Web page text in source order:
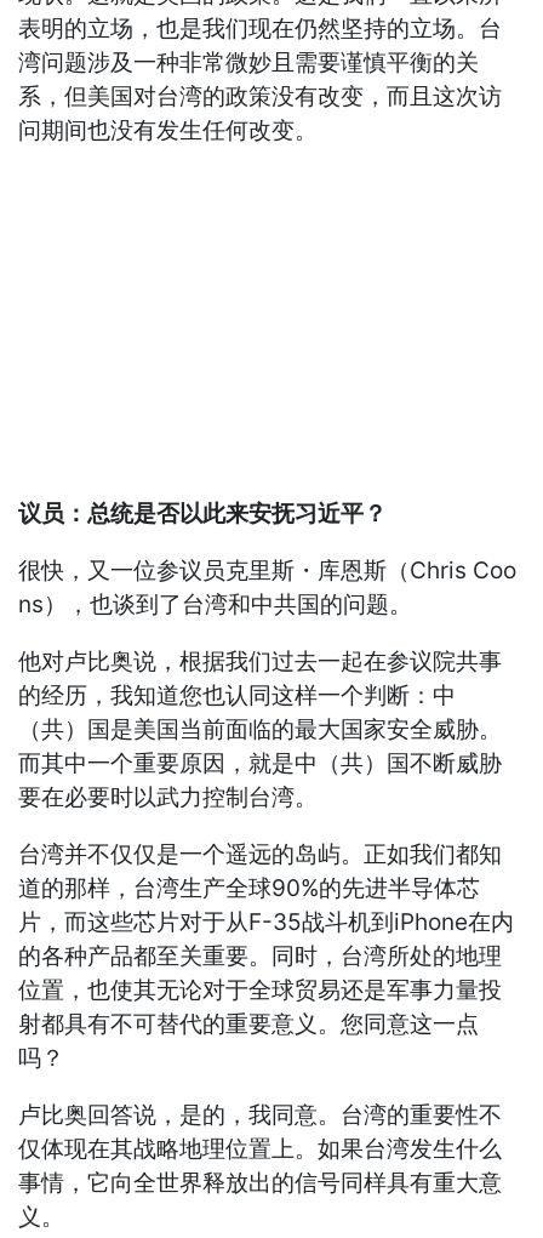
表明的立场，也是我们现在仍然坚持的立场。台
湾问题涉及一种非常微妙且需要谨慎平衡的关
系，但美国对台湾的政策没有改变，而且这次访
问期间也没有发生任何改变。
议员：总统是否以此来安抚习近平？
很快，又一位参议员克里斯・库恩斯（Chris Coo
ns），也谈到了台湾和中共国的问题。
他对卢比奥说，根据我们过去一起在参议院共事
的经历，我知道您也认同这样一个判断：中
（共）国是美国当前面临的最大国家安全威胁。
而其中一个重要原因，就是中（共）国不断威胁
要在必要时以武力控制台湾。
台湾并不仅仅是一个遥远的岛屿。正如我们都知
道的那样，台湾生产全球90%的先进半导体芯
片，而这些芯片对于从F-35战斗机到iPhone在内
的各种产品都至关重要。同时，台湾所处的地理
位置，也使其无论对于全球贸易还是军事力量投
射都具有不可替代的重要意义。您同意这一点
吗？
卢比奥回答说，是的，我同意。台湾的重要性不
仅体现在其战略地理位置上。如果台湾发生什么
事情，它向全世界释放出的信号同样具有重大意
义。